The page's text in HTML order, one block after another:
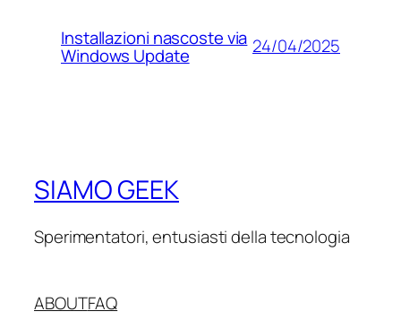
Installazioni nascoste via
Windows Update 24/04/2025
SIAMO GEEK
Sperimentatori, entusiasti della tecnologia
ABOUTFAQ